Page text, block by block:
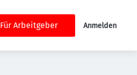
Für Arbeitgeber Anmelden